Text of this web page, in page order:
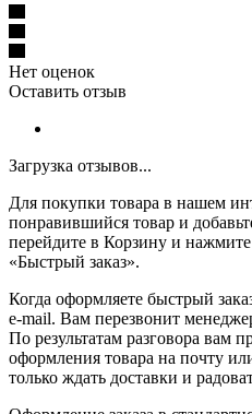
Нет оценок
Оставить отзыв
Загрузка отзывов...
Для покупки товара в нашем
понравившийся товар и
перейдите в Корзину и
«Быстрый заказ».
Когда оформляете быстрый
e-mail. Вам перезвонит
По результатам разговора вам
оформления товара на почту
только ждать доставки и